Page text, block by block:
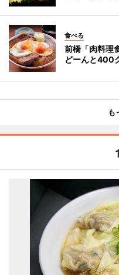
食べる
前橋「肉料理
どーんと400
も